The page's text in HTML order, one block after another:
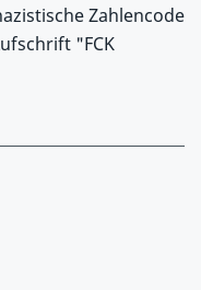
Zahlencode
"FCK